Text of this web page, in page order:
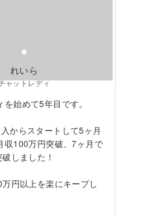
れいら
ャットレディ
始めて5年目です。
からスタートして5ヶ月
収100万円突破、7ヶ月で
しました！
円以上を楽にキープし